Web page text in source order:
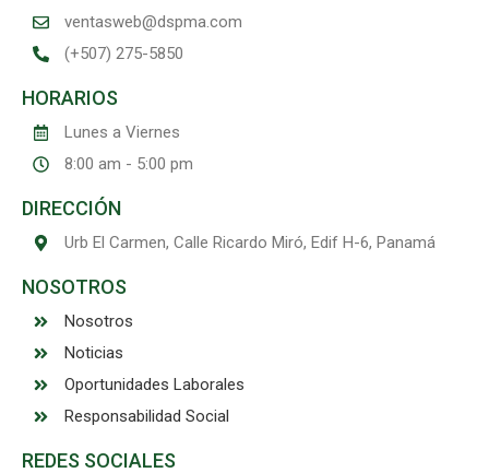
ventasweb@dspma.com
(+507) 275-5850
HORARIOS
Lunes a Viernes
8:00 am - 5:00 pm
DIRECCIÓN
Urb El Carmen, Calle Ricardo Miró, Edif H-6, Panamá
NOSOTROS
Nosotros
Noticias
Oportunidades Laborales
Responsabilidad Social
REDES SOCIALES